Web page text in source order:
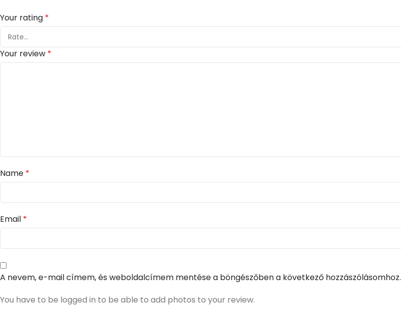
Your rating *
Your review *
Name *
Email *
A nevem, e-mail címem, és weboldalcímem mentése a böngészőben a következő hozzászólásomhoz.
You have to be logged in to be able to add photos to your review.